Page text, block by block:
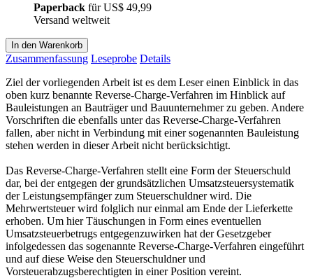
Paperback fürUS$ 49,99
Versand weltweit
In den Warenkorb
Zusammenfassung Leseprobe Details
Ziel der vorliegenden Arbeit ist es dem Leser einen Einblick in das
oben kurz benannte Reverse-Charge-Verfahren im Hinblick auf
Bauleistungen an Bauträger und Bauunternehmer zu geben. Andere
Vorschriften die ebenfalls unter das Reverse-Charge-Verfahren
fallen, aber nicht in Verbindung mit einer sogenannten Bauleistung
stehen werden in dieser Arbeit nicht berücksichtigt.
Das Reverse-Charge-Verfahren stellt eine Form der Steuerschuld
dar, bei der entgegen der grundsätzlichen Umsatzsteuersystematik
der Leistungsempfänger zum Steuerschuldner wird. Die
Mehrwertsteuer wird folglich nur einmal am Ende der Lieferkette
erhoben. Um hier Täuschungen in Form eines eventuellen
Umsatzsteuerbetrugs entgegenzuwirken hat der Gesetzgeber
infolgedessen das sogenannte Reverse-Charge-Verfahren eingeführt
und auf diese Weise den Steuerschuldner und
Vorsteuerabzugsberechtigten in einer Position vereint.